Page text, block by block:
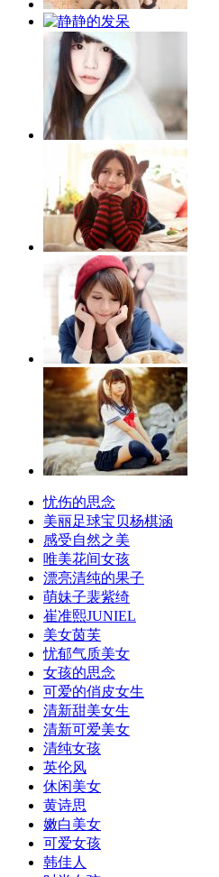
忧伤的思念
美丽足球宝贝杨棋涵
感受自然之美
唯美花间女孩
漂亮清纯的果子
萌妹子裴紫绮
崔准熙JUNIEL
美女茵芙
忧郁气质美女
女孩的思念
可爱的俏皮女生
清新甜美女生
清新可爱美女
清纯女孩
英伦风
休闲美女
黄诗思
嫩白美女
可爱女孩
韩佳人